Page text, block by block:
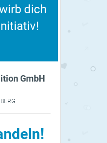
dich
GmbH